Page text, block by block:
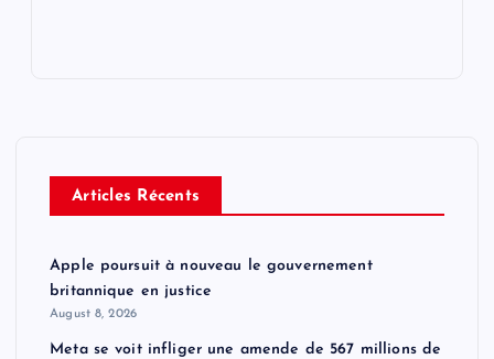
Articles Récents
Apple poursuit à nouveau le gouvernement
britannique en justice
August 8, 2026
Meta se voit infliger une amende de 567 millions de